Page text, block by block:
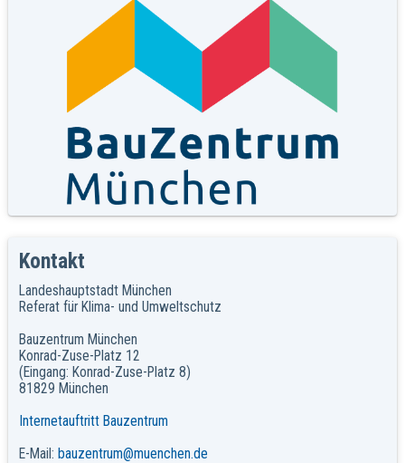
Kontakt
Landeshauptstadt München
Referat für Klima- und Umweltschutz
Bauzentrum München
Konrad-Zuse-Platz 12
(Eingang: Konrad-Zuse-Platz 8)
81829 München
Internetauftritt Bauzentrum
E-Mail: bauzentrum@muenchen.de